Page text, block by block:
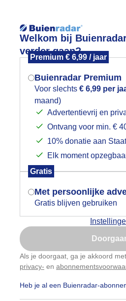
Welkom bij
verder gaan?
Premium € 6,99 / jaar
Buienradar Premium
Voor slechts € 6,99 per
maand)
Advertentievrij en
Ontvang voor min. €
10% donatie aan
Elk moment
Gratis
Met persoonlijke
Gratis blijven gebruiken
Als je doorgaat, ga je akkoord
privacy- en
Heb je al een Buienradar-
Lees
Foto en video
Zoeken in foto & video:
slideshow
#bewolking
#boten #camping
Mogen we je locatie
het
Indien je hier nog geen
gegeven, verschijnt er
je browser waarin
gevraagd
Is goed, toon
Nu niet,
Gebruik je Safari en wil je niet
Klikhierom dit aan